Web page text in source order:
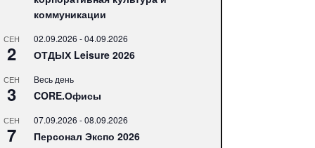
коммуникации
СЕН
2
02.09.2026 -04.09.2026
ОТДЫХ Leisure 2026
СЕН
3
Весь день
CORE.Офисы
СЕН
7
07.09.2026 -08.09.2026
Персонал Экспо 2026